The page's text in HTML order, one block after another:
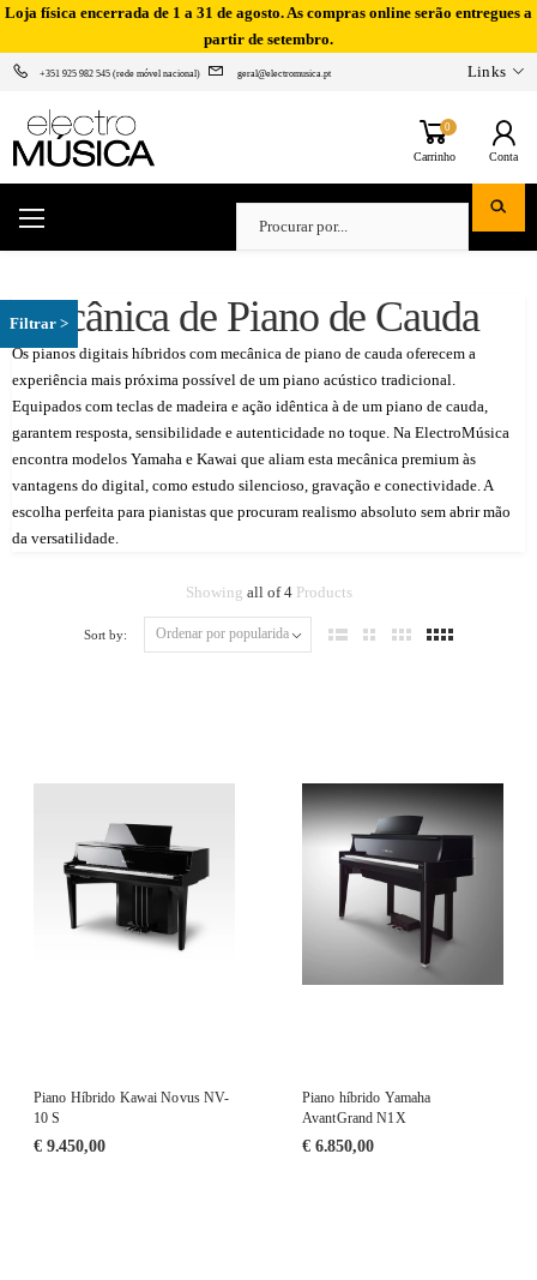
Loja física encerrada de 1 a 31 de agosto. As compras online serão entregues a
partir de setembro.
+351 925 982 545 (rede móvel nacional) geral@electromusica.pt Links
0
Carrinho Conta
Mecânica de Piano de Cauda
Os pianos digitais híbridos com mecânica de piano de cauda oferecem a
experiência mais próxima possível de um piano acústico tradicional.
Equipados com teclas de madeira e ação idêntica à de um piano de cauda,
garantem resposta, sensibilidade e autenticidade no toque. Na ElectroMúsica
encontra modelos Yamaha e Kawai que aliam esta mecânica premium às
vantagens do digital, como estudo silencioso, gravação e conectividade. A
escolha perfeita para pianistas que procuram realismo absoluto sem abrir mão
da versatilidade.
Showing all of 4Products
Sort by:
Piano Híbrido Kawai Novus NV-
10 S
€9.450,00
Piano híbrido Yamaha
AvantGrand N1X
€6.850,00